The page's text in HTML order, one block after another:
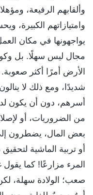
وألقابهم الرفيعة،
وامتيازاتهم الكبيرة،
يواجهونها في مكان
مجال ليس سهلًا. بل
الأرض أمرًا أكثر
شديدًا، ومع ذلك لا
أسرهم، دون أن يكون
من الضروريات، أو
بعض المال، يضطرون
أو تربية الماشية
المرء مزارعًا! كما
صعب؛ الولادة سهلة،